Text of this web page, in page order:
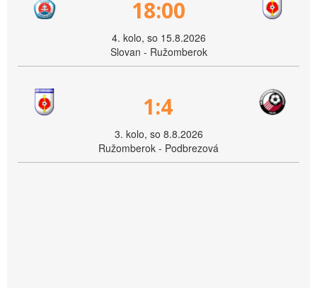
18:00
4. kolo, so 15.8.2026
Slovan - Ružomberok
1:4
3. kolo, so 8.8.2026
Ružomberok - Podbrezová